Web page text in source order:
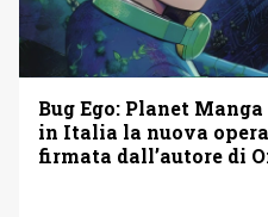
Bug Ego: Planet
in Italia la nuova opera
firmata dall’autore di